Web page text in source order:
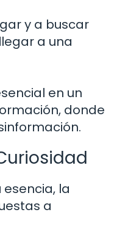
y a buscar
a una
en un
donde
esencia, la
a